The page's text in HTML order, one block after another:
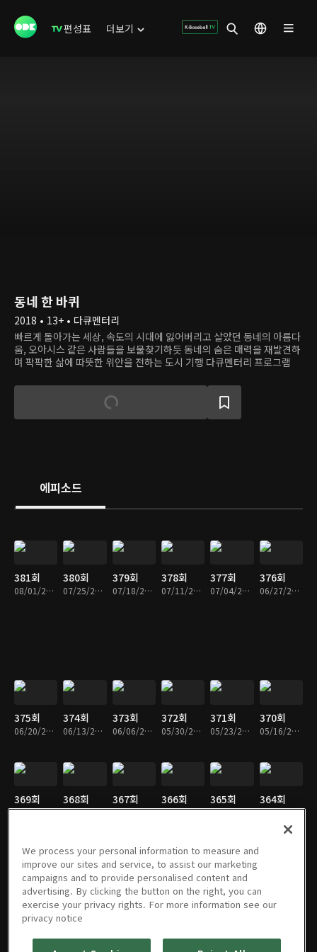
편성표 더보기
동네 한 바퀴
2018 • 13+ • 다큐멘터리
빠르게 돌아가는 세상, 속도의 시대에 잃어버리고 살았던 동네의 아름다
움, 오아시스 같은 사람들을 보물찾기하듯 동네의 숨은 매력을 재발견하
며 팍팍한 삶에 따뜻한 위안을 전하는 도시 기행 다큐멘터리 프로그램
에피소드
381회
08/01/2026 • 55분
380회
07/25/2026 • 55분
379회
07/18/2026 • 55분
378회
07/11/2026 • 55분
377회
07/04/2026 • 55분
376회
06/27/2026 • 54분
375회
06/20/2026 • 55분
374회
06/13/2026 • 55분
373회
06/06/2026 • 55분
372회
05/30/2026 • 55분
371회
05/23/2026 • 54분
370회
05/16/2026 • 55분
369회
05/09/2026 • 55분
368회
05/02/2026 • 54분
367회
04/25/2026 • 54분
366회
04/18/2026 • 54분
365회
04/11/2026 • 55분
364회
04/04/2026 • 55분
363회
03/28/2026 • 55분
동네 한 바
퀴 362회
03/21/2026 • 54분
동네 한 바
퀴 361회
03/14/2026 • 54분
동네 한 바
퀴 360회
03/07/2026 • 55분
동네 한 바
퀴 359회
02/28/2026 • 55분
퀴 358회
We process your personal information to measure and
improve our sites and service, to assist our marketing
campaigns and to provide personalised content and
advertising. By clicking the button on the right, you can
exercise your privacy rights. For more information see our
privacy notice